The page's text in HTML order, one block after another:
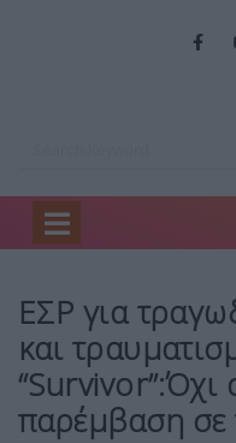
Home
ΕΣΡ για
και
“Survivor”:Όχι
παρέμβαση